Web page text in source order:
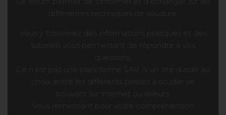
différentes techniques de soudure.
Vous y trouverez des informations pratiques et des
tutoriels vous permettant de répondre à vos
questions.
Ce n’est pas une plateforme SAV, ni un site d’aide au
choix entre les différents postes à souder se
trouvant sur internet ou ailleurs.
Vous remerciant pour votre compréhension